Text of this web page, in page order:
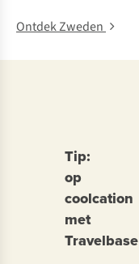
Ontdek Zweden
Tip:
op
coolcation
met
Travelbase